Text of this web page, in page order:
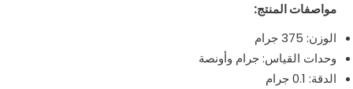
مواصفات المنتج:
الوزن: 375 جرام
وحدات القياس: جرام وأونصة
الدقة: 0.1 جرام